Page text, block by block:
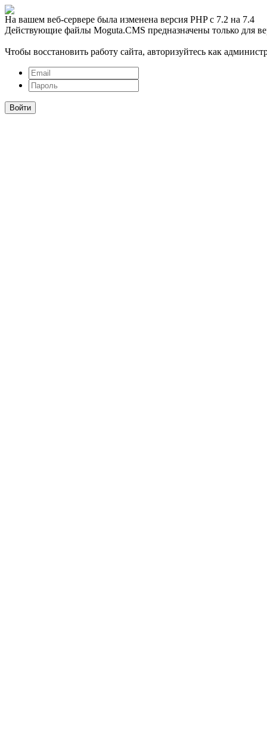
На вашем веб-сервере была изменена версия PHP с 7.2 на 7.4
Действующие файлы Moguta.CMS предназначены только для
Чтобы восстановить работу сайта, авторизуйтесь как
Войти